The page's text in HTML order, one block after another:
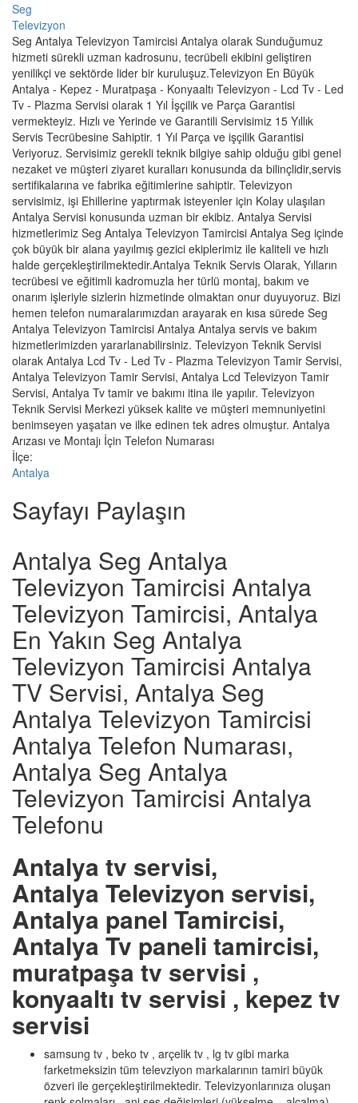
Seg
Televizyon
Seg Antalya Televizyon Tamircisi Antalya olarak Sunduğumuz
hizmeti sürekli uzman kadrosunu, tecrübeli ekibini geliştiren
yenilikçi ve sektörde lider bir kuruluşuz.Televizyon En Büyük
Antalya - Kepez - Muratpaşa - Konyaaltı Televizyon - Lcd Tv - Led
Tv - Plazma Servisi olarak 1 Yıl İşçilik ve Parça Garantisi
vermekteyiz. Hızlı ve Yerinde ve Garantili Servisimiz 15 Yıllık
Servis Tecrübesine Sahiptir. 1 Yıl Parça ve işçilik Garantisi
Veriyoruz. Servisimiz gerekli teknik bilgiye sahip olduğu gibi genel
nezaket ve müşteri ziyaret kuralları konusunda da bilinçlidir,servis
sertifikalarına ve fabrika eğitimlerine sahiptir. Televizyon
servisimiz, işi Ehillerine yaptırmak isteyenler için Kolay ulaşılan
Antalya Servisi konusunda uzman bir ekibiz. Antalya Servisi
hizmetlerimiz Seg Antalya Televizyon Tamircisi Antalya Seg içinde
çok büyük bir alana yayılmış gezici ekiplerimiz ile kaliteli ve hızlı
halde gerçekleştirilmektedir.Antalya Teknik Servis Olarak, Yılların
tecrübesi ve eğitimli kadromuzla her türlü montaj, bakım ve
onarım işleriyle sizlerin hizmetinde olmaktan onur duyuyoruz. Bizi
hemen telefon numaralarımızdan arayarak en kısa sürede Seg
Antalya Televizyon Tamircisi Antalya Antalya servis ve bakım
hizmetlerimizden yararlanabilirsiniz. Televizyon Teknik Servisi
olarak Antalya Lcd Tv - Led Tv - Plazma Televizyon Tamir Servisi,
Antalya Televizyon Tamir Servisi, Antalya Lcd Televizyon Tamir
Servisi, Antalya Tv tamir ve bakımı itina ile yapılır. Televizyon
Teknik Servisi Merkezi yüksek kalite ve müşteri memnuniyetini
benimseyen yaşatan ve ilke edinen tek adres olmuştur. Antalya
Arızası ve Montajı İçin Telefon Numarası
İlçe:
Antalya
Sayfayı Paylaşın
Antalya Seg Antalya
Televizyon Tamircisi Antalya
Televizyon Tamircisi, Antalya
En Yakın Seg Antalya
Televizyon Tamircisi Antalya
TV Servisi, Antalya Seg
Antalya Televizyon Tamircisi
Antalya Telefon Numarası,
Antalya Seg Antalya
Televizyon Tamircisi Antalya
Telefonu
Antalya tv servisi,
Antalya Televizyon servisi,
Antalya panel Tamircisi,
Antalya Tv paneli tamircisi,
muratpaşa tv servisi ,
konyaaltı tv servisi , kepez tv
servisi
samsung tv , beko tv , arçelik tv , lg tv gibi marka
farketmeksizin tüm televziyon markalarının tamiri büyük
özveri ile gerçekleştirilmektedir. Televizyonlarınıza oluşan